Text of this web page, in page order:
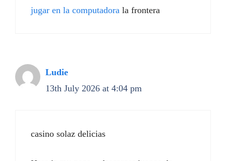
jugar en la computadora la frontera
Ludie
13th July 2026 at 4:04 pm
casino solaz delicias